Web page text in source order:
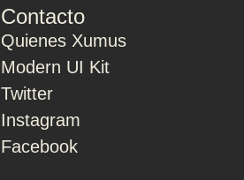
Contacto
Quienes Xumus
Modern UI Kit
Twitter
Instagram
Facebook